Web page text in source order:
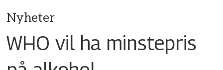
Nyheter
WHO vil ha minstepris